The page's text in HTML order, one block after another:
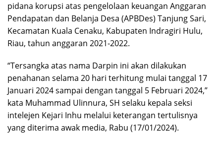
pidana korupsi atas pengelolaan keuangan Anggaran
Pendapatan dan Belanja Desa (APBDes) Tanjung Sari,
Kecamatan Kuala Cenaku, Kabupaten Indragiri Hulu,
Riau, tahun anggaran 2021-2022.
“Tersangka atas nama Darpin ini akan dilakukan
penahanan selama 20 hari terhitung mulai tanggal 17
Januari 2024 sampai dengan tanggal 5 Februari 2024,”
kata Muhammad Ulinnura, SH selaku kepala seksi
intelejen Kejari Inhu melalui keterangan tertulisnya
yang diterima awak media, Rabu (17/01/2024).